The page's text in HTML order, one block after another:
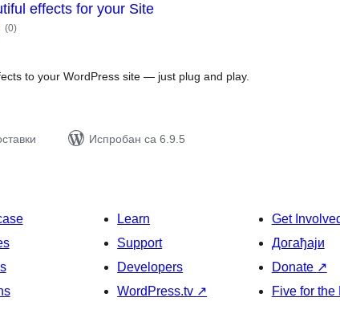
effects for your Site
(0укупних
оцена
)
to your WordPress site — just plug and play.
Испробан са 6.9.5
Learn
Support
Developers
WordPress.tv ↗
Get
Догађаји
Donate ↗
Five for the